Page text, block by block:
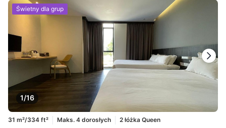
1/16
Świetny dla grup
31 m²/334 ft² Maks. 4 dorosłych
2 łóżka Queen